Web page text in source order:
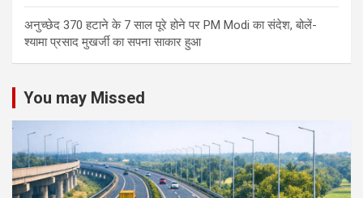
अनुच्छेद 370 हटाने के 7 साल पूरे होने पर PM Modi का संदेश, बोलें-
श्यामा प्रसाद मुखर्जी का सपना साकार हुआ
You may Missed